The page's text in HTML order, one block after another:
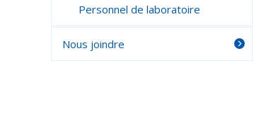
Personnel de laboratoire
Nous joindre